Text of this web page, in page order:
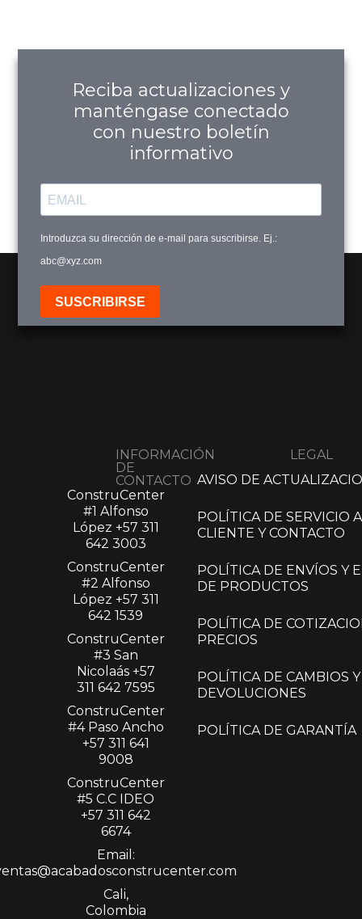
Aqua Blanco
$32,900
Reciba actualizaciones y
manténgase conectado
con nuestro boletín
informativo
Introduzca su dirección de e-mail para suscribirse. Ej.:
abc@xyz.com
SUSCRIBIRSE
INFORMACIÓN
DE
CONTACTO
ConstruCenter
#1 Alfonso
López​ +57 311
642 3003
ConstruCenter
#2 Alfonso
López​ +57 311
642 1539
ConstruCenter
#3 San
Nicolaás​ +57
311 642 7595
ConstruCenter
#4 Paso Ancho
+57 311 641
9008
ConstruCenter
#5 C.C IDEO
+57 311 642
6674
Email:
Cali,
Colombia
LEGAL
AVISO DE
POLÍTICA DE SERVICIO
CLIENTE Y CONTACTO
POLÍTICA DE ENVÍOS Y
DE PRODUCTOS
POLÍTICA DE
PRECIOS
POLÍTICA DE CAMBIOS Y
DEVOLUCIONES
POLÍTICA DE GARANTÍA